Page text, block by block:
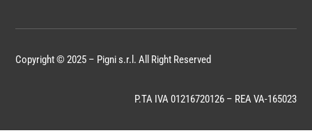
Copyright © 2025 – Pigni s.r.l. All Right Reserved
P.TA IVA 01216720126 – REA VA-165023